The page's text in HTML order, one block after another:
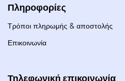
Πληροφορίες
Τρόποι πληρωμής & αποστολής
Επικοινωνία